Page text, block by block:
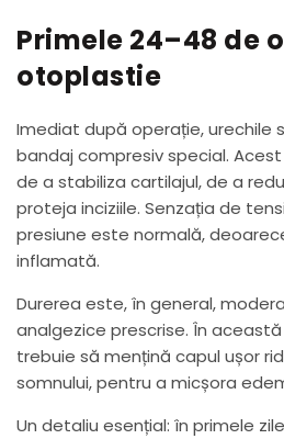
Primele 24–48 de
otoplastie
Imediat după operație, urechile
bandaj compresiv special.
de a stabiliza cartilajul, de a
proteja inciziile. Senzația de
presiune este normală,
inflamată.
Durerea este, în general,
analgezice prescrise. În
trebuie să mențină capul ușor
somnului, pentru a micșora
Un detaliu esențial: în primele